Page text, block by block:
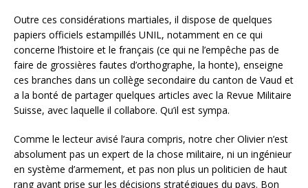
Outre ces considérations martiales, il dispose de quelques
papiers officiels estampillés UNIL, notamment en ce qui
concerne l’histoire et le français (ce qui ne l’empêche pas de
faire de grossières fautes d’orthographe, la honte), enseigne
ces branches dans un collège secondaire du canton de Vaud et
a la bonté de partager quelques articles avec la Revue Militaire
Suisse, avec laquelle il collabore. Qu’il est sympa.
Comme le lecteur avisé l’aura compris, notre cher Olivier n’est
absolument pas un expert de la chose militaire, ni un ingénieur
en système d’armement, et pas non plus un politicien de haut
rang ayant prise sur les décisions stratégiques du pays. Bon